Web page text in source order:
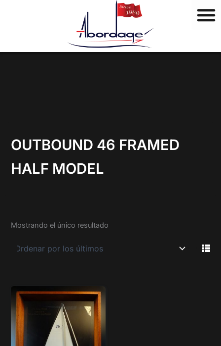
s
OUTBOUND 46 FRAMED
HALF MODEL
Mostrando el único resultado